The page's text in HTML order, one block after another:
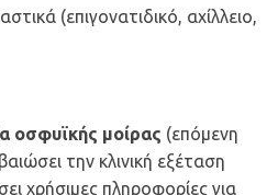
(επιγονατιδικό, αχίλλειο,
οσφυϊκής μοίρας (επόμενη
την κλινική εξέταση
χρήσιμες πληροφορίες για